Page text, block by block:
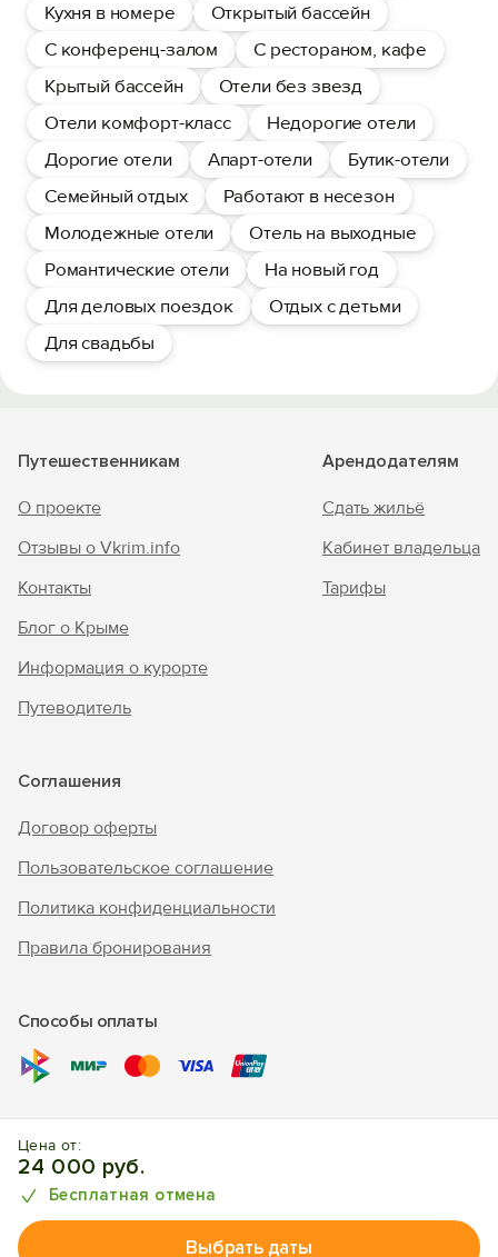
Кухня в номере
Открытый бассейн
С конференц-залом
С рестораном, кафе
Крытый бассейн
Отели без звезд
Отели комфорт-класс
Недорогие отели
Дорогие отели
Апарт-отели
Бутик-отели
Семейный отдых
Работают в несезон
Молодежные отели
Отель на выходные
Романтические отели
На новый год
Для деловых поездок
Отдых с детьми
Для свадьбы
Цена от:
24 000 руб.
Бесплатная отмена
Выбрать даты
Путешественникам
О проекте
Отзывы о Vkrim.info
Контакты
Блог о Крыме
Информация о курорте
Путеводитель
Арендодателям
Сдать жильё
Кабинет владельца
Тарифы
Соглашения
Договор оферты
Пользовательское соглашение
Политика конфиденциальности
Правила бронирования
Способы оплаты
© 2010 - 2026 "В Крым - инфо"
Отдых в Алупке. Отели, апартаменты, частный сектор.